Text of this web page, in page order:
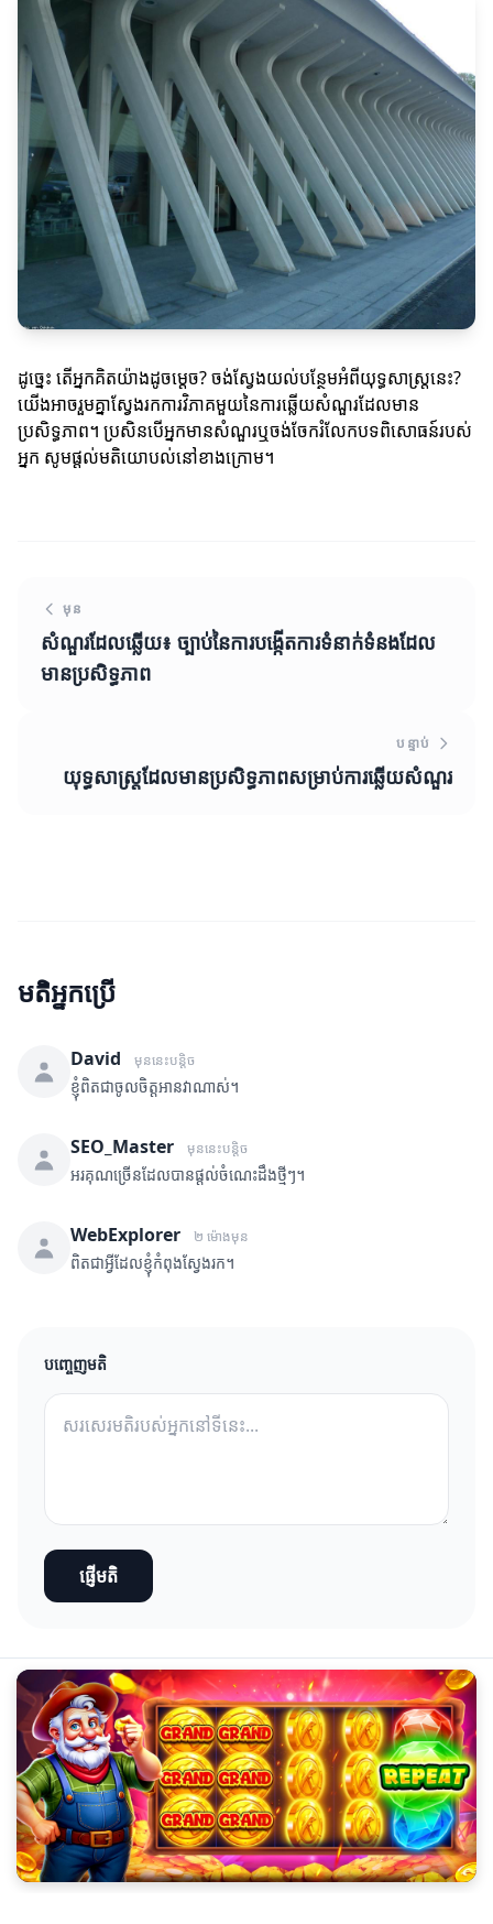
ដូច្នេះ តើអ្នកគិតយ៉ាងដូចម្តេច? ចង់ស្វែងយល់បន្ថែមអំពីយុទ្ធសាស្ត្រនេះ?
យើងអាចរួមគ្នាស្វែងរកការវិភាគមួយនៃការឆ្លើយសំណួរដែលមាន
ប្រសិទ្ធភាព។ ប្រសិនបើអ្នកមានសំណួរឬចង់ចែករំលែកបទពិសោធន៍របស់
អ្នក សូមផ្តល់មតិយោបល់នៅខាងក្រោម។
មុន
សំណួរដែលឆ្លើយ៖ ច្បាប់នៃការបង្កើតការទំនាក់ទំនងដែល
មានប្រសិទ្ធភាព
បន្ទាប់
យុទ្ធសាស្ត្រដែលមានប្រសិទ្ធភាពសម្រាប់ការឆ្លើយសំណួរ
មតិអ្នកប្រើ
David មុននេះបន្តិច
ខ្ញុំពិតជាចូលចិត្តអានវាណាស់។
SEO_Master មុននេះបន្តិច
អរគុណច្រើនដែលបានផ្តល់ចំណេះដឹងថ្មីៗ។
WebExplorer ២ ម៉ោងមុន
ពិតជាអ្វីដែលខ្ញុំកំពុងស្វែងរក។
បញ្ចេញមតិ
ផ្ញើមតិ